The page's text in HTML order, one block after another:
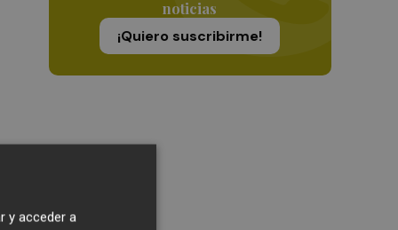
noticias
¡Quiero suscribirme!
y acceder a